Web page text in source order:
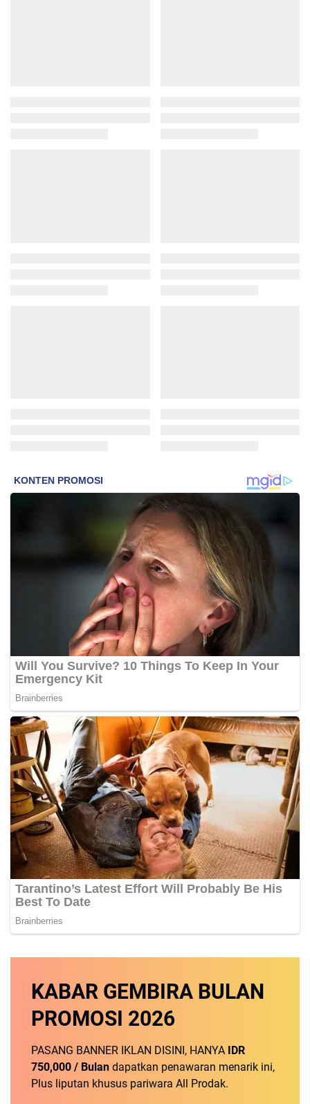
KABAR GEMBIRA BULAN
PROMOSI 2026
PASANG BANNER IKLAN DISINI, HANYA
IDR
750,000 / Bulan dapatkan penawaran menarik ini,
Plus liputan khusus pariwara All Prodak.